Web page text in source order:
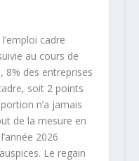
cadre
au cours de
8% des entreprises
soit 2 points
n’a jamais
de la mesure en
2026
Le regain